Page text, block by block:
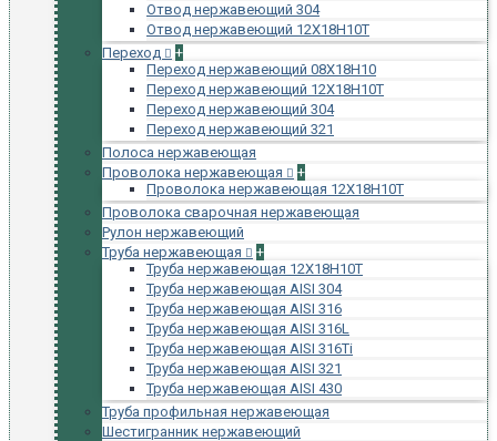
Отвод нержавеющий 304
Отвод нержавеющий 12Х18Н10Т
Переход
+
Переход нержавеющий 08Х18Н10
Переход нержавеющий 12Х18Н10Т
Переход нержавеющий 304
Переход нержавеющий 321
Полоса нержавеющая
Проволока нержавеющая
+
Проволока нержавеющая 12Х18Н10Т
Проволока сварочная нержавеющая
Рулон нержавеющий
Труба нержавеющая
+
Труба нержавеющая 12Х18Н10Т
Труба нержавеющая AISI 304
Труба нержавеющая AISI 316
Труба нержавеющая AISI 316L
Труба нержавеющая AISI 316Ti
Труба нержавеющая AISI 321
Труба нержавеющая AISI 430
Труба профильная нержавеющая
Шестигранник нержавеющий